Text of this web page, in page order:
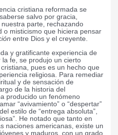
cristiana reformada se
salvo por gracia,
parte, rechazando
o misticismo que hiciera pensar
entre Dios y el creyente.
y gratificante experiencia de
fe, se produjo un cierto
pues es un hecho que
religiosa. Para remediar
y de sensación de
de la historia del
producido un fenómeno
“avivamiento” o “despertar”
estilo de “entrega absoluta”,
He notado que tanto en
naciones americanas, existe un
y maduros, con un grado